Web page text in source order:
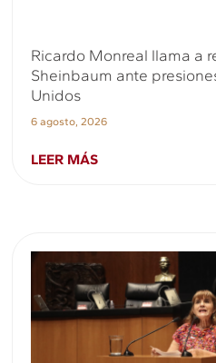
Ricardo Monreal llama a
Sheinbaum ante
Unidos
6 agosto, 2026
LEER MÁS